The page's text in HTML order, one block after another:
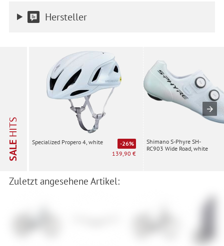
Hersteller
SALE
HITS
Specialized Propero 4, white
-26%
139,90 €
Shimano S-Phyre SH-
RC903 Wide Road, white
Zuletzt angesehene Artikel: